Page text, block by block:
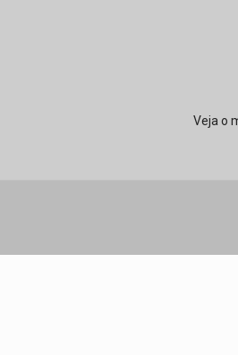
Veja o